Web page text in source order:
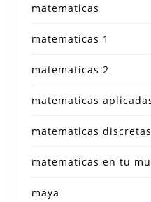
matematicas
matematicas 1
matematicas 2
matematicas
matematicas discretas
matematicas en tu
maya